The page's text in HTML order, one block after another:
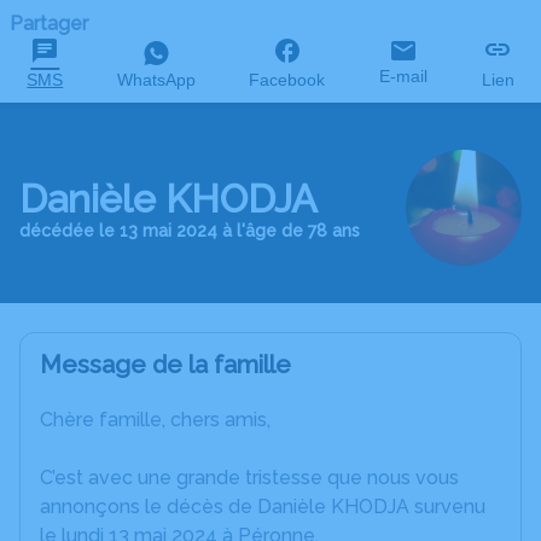
Partager
SMS WhatsApp Facebook E-mail Lien
Danièle KHODJA
décédée le 13 mai 2024 à l'âge de 78 ans
Message de la famille
Chère famille, chers amis,
C’est avec une grande tristesse que nous vous
annonçons le décès de Danièle KHODJA survenu
le lundi 13 mai 2024 à Péronne.